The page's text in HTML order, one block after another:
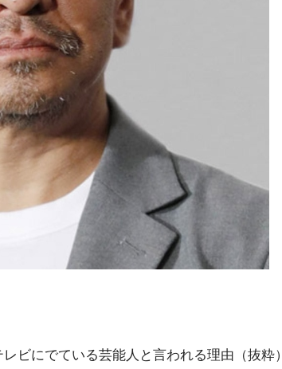
ビにでている芸能人と言われる理由（抜粋）